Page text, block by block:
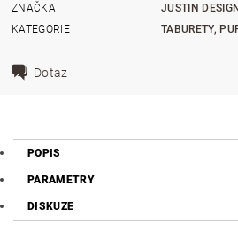
ZNAČKA
JUSTIN
KATEGORIE
TABURETY,
Dotaz
POPIS
PARAMETRY
DISKUZE